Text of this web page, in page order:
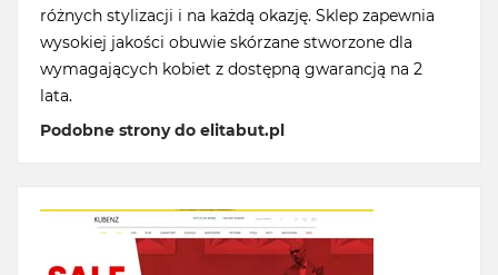
różnych stylizacji i na każdą okazję. Sklep zapewnia
wysokiej jakości obuwie skórzane stworzone dla
wymagających kobiet z dostępną gwarancją na 2
lata.
Podobne strony do elitabut.pl